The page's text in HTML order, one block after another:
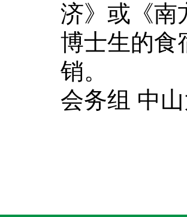
济》或《南
博士生的食
销。
会务组